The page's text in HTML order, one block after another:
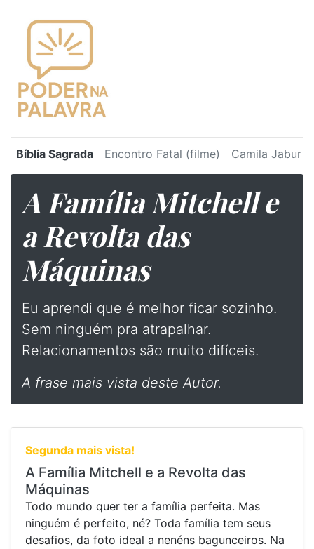
Bíblia Sagrada Encontro Fatal (filme) Camila Jabur
A Família Mitchell e
a Revolta das
Máquinas
Eu aprendi que é melhor ficar sozinho.
Sem ninguém pra atrapalhar.
Relacionamentos são muito difíceis.
A frase mais vista deste Autor.
Segunda mais vista!
A Família Mitchell e a Revolta das
Máquinas
Todo mundo quer ter a família perfeita. Mas
ninguém é perfeito, né? Toda família tem seus
desafios, da foto ideal a nenéns bagunceiros. Na